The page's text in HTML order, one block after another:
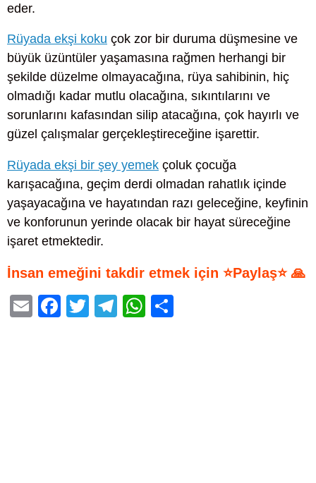
eder.
Rüyada ekşi koku çok zor bir duruma düşmesine ve
büyük üzüntüler yaşamasına rağmen herhangi bir
şekilde düzelme olmayacağına, rüya sahibinin, hiç
olmadığı kadar mutlu olacağına, sıkıntılarını ve
sorunlarını kafasından silip atacağına, çok hayırlı ve
güzel çalışmalar gerçekleştireceğine işarettir.
Rüyada ekşi bir şey yemek çoluk çocuğa
karışacağına, geçim derdi olmadan rahatlık içinde
yaşayacağına ve hayatından razı geleceğine, keyfinin
ve konforunun yerinde olacak bir hayat süreceğine
işaret etmektedir.
İnsan emeğini takdir etmek için ⭐Paylaş⭐ 🙏
E
F
T
T
W